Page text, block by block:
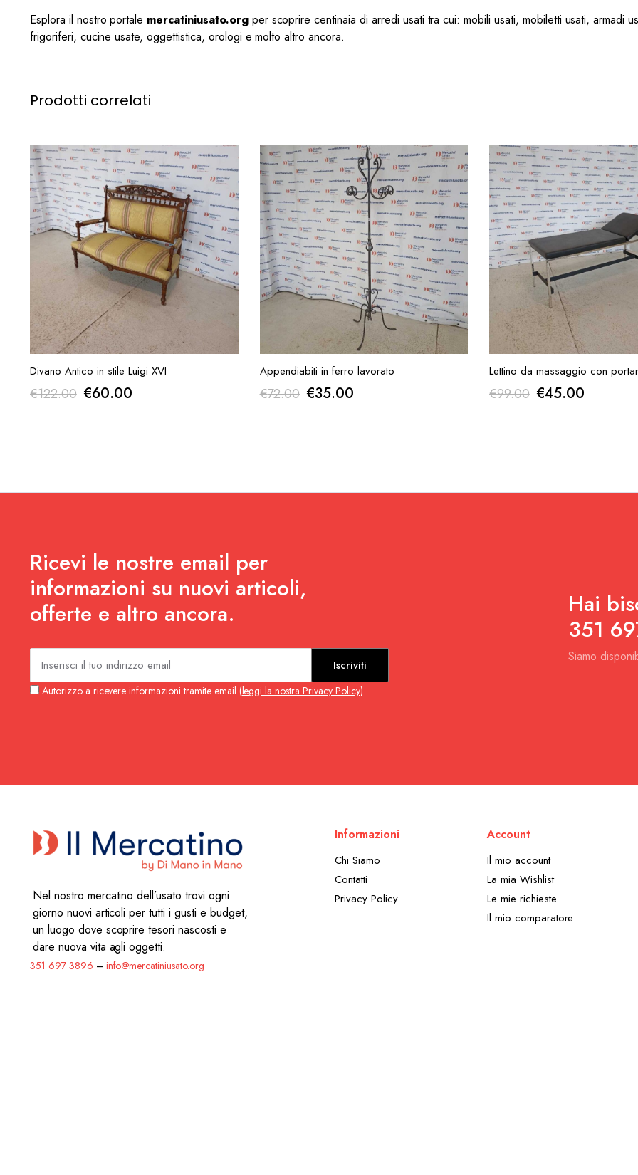
Esplora il nostro portale mercatiniusato.orgper scoprire centinaia di arredi usati tra cui: mobili usati, mobiletti usati, armadi
frigoriferi, cucine usate, oggettistica, orologi e molto altro ancora.
Prodotti correlati
AGGIUNGI ALLA RICHIESTA
Divano Antico in stile Luigi XVI
€122.00 Il
€60.00Il
AGGIUNGI ALLA RICHIESTA
Appendiabiti in ferro lavorato
€72.00 Il
€35.00
AGGIUNGI ALLA
Lettino da massaggio con
€99.00 Il
€45.00Il
Ricevi le nostre email per
informazioni su nuovi articoli,
offerte e altro ancora.
Iscriviti
Autorizzo a ricevere informazioni tramite email (leggi la nostra Privacy Policy)
Hai
351
Siamo
Nel nostro mercatino dell’usato trovi ogni
giorno nuovi articoli per tutti i gusti e budget,
un luogo dove scoprire tesori nascosti e
dare nuova vita agli oggetti.
351 697 3896 – info@mercatiniusato.org
Informazioni
Chi Siamo
Contatti
Privacy Policy
Account
Il mio account
La mia Wishlist
Le mie richieste
Il mio comparatore